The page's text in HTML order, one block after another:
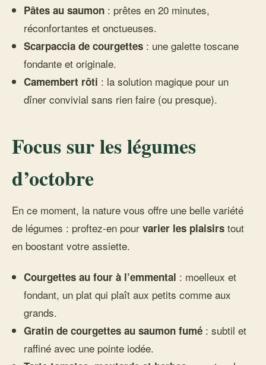
Pâtes au saumon : prêtes en 20 minutes,
réconfortantes et onctueuses.
Scarpaccia de courgettes : une galette toscane
fondante et originale.
Camembert rôti : la solution magique pour un
dîner convivial sans rien faire (ou presque).
Focus sur les légumes
d’octobre
En ce moment, la nature vous offre une belle variété
de légumes : proftez-en pour varier les plaisirs tout
en boostant votre assiette.
Courgettes au four à l’emmental : moelleux et
fondant, un plat qui plaît aux petits comme aux
grands.
Gratin de courgettes au saumon fumé : subtil et
raffiné avec une pointe iodée.